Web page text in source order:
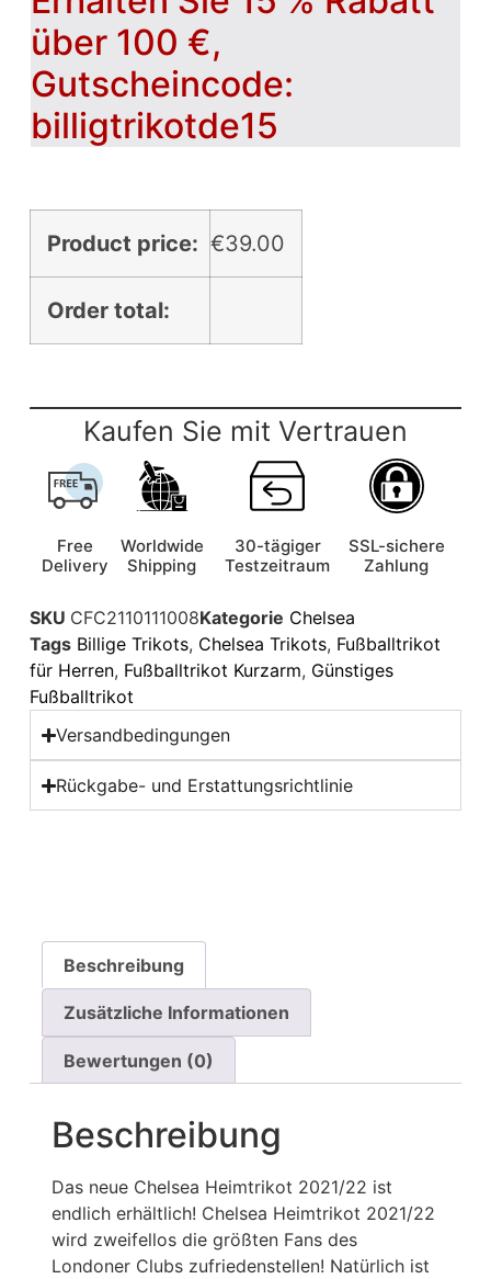
über 100 €,
Gutscheincode:
billigtrikotde15
Product price: €39.00
Order total:
Kaufen Sie mit Vertrauen
Free
Delivery
Worldwide
Shipping
30-tägiger
Testzeitraum
SSL-sichere
Zahlung
SKU CFC2110111008Kategorie Chelsea
Tags Billige Trikots, Chelsea Trikots, Fußballtrikot
für Herren, Fußballtrikot Kurzarm, Günstiges
Fußballtrikot
Versandbedingungen
Rückgabe- und Erstattungsrichtlinie
Beschreibung
Zusätzliche Informationen
Bewertungen (0)
Beschreibung
Das neue Chelsea Heimtrikot 2021/22 ist
endlich erhältlich! Chelsea Heimtrikot 2021/22
wird zweifellos die größten Fans des
Londoner Clubs zufriedenstellen! Natürlich ist